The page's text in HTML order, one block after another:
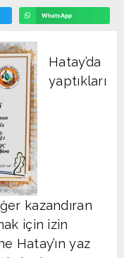
WhatsApp
Hatay’da
yaptıkları
kazandıran
için izin
Hatay’ın yaz